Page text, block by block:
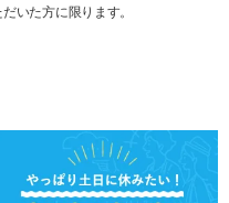
いた方に限ります。